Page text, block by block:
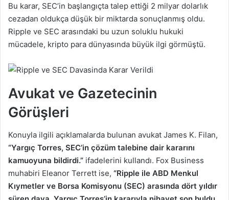
Bu karar, SEC’in başlangıçta talep ettiği 2 milyar dolarlık
cezadan oldukça düşük bir miktarda sonuçlanmış oldu.
Ripple ve SEC arasındaki bu uzun soluklu hukuki
mücadele, kripto para dünyasında büyük ilgi görmüştü.
Avukat ve Gazetecinin
Görüşleri
Konuyla ilgili açıklamalarda bulunan avukat James K. Filan,
“Yargıç Torres, SEC’in çözüm talebine dair kararını
kamuoyuna bildirdi.” ifadelerini kullandı. Fox Business
muhabiri Eleanor Terrett ise, “Ripple ile ABD Menkul
Kıymetler ve Borsa Komisyonu (SEC) arasında dört yıldır